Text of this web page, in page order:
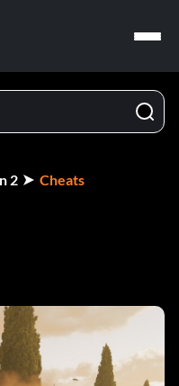
2 Cheats